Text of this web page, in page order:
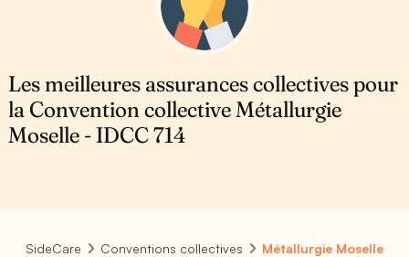
Les meilleures assurances collectives pour
la Convention collective Métallurgie
Moselle - IDCC 714
SideCare Conventions collectives Métallurgie Moselle